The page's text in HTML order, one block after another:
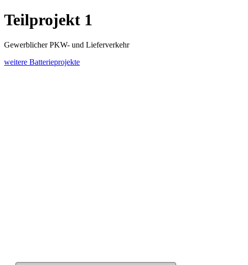
Teilprojekt 1
Gewerblicher PKW- und Lieferverkehr
weitere Batterieprojekte